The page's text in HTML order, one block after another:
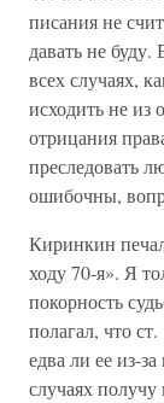
писания не
давать не
всех случаях,
исходить не из
отрицания
преследовать
ошибочны,
Киринкин
ходу 70-я». Я
покорность
полагал, что ст.
едва ли ее из-
случаях получу